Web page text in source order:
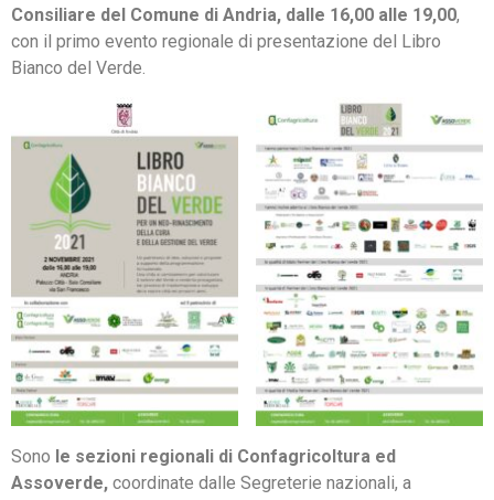
Consiliare del Comune di Andria, dalle 16,00 alle 19,00,
con il primo evento regionale di presentazione del Libro
Bianco del Verde.
Sono le sezioni regionali di Confagricoltura ed
Assoverde, coordinate dalle Segreterie nazionali, a